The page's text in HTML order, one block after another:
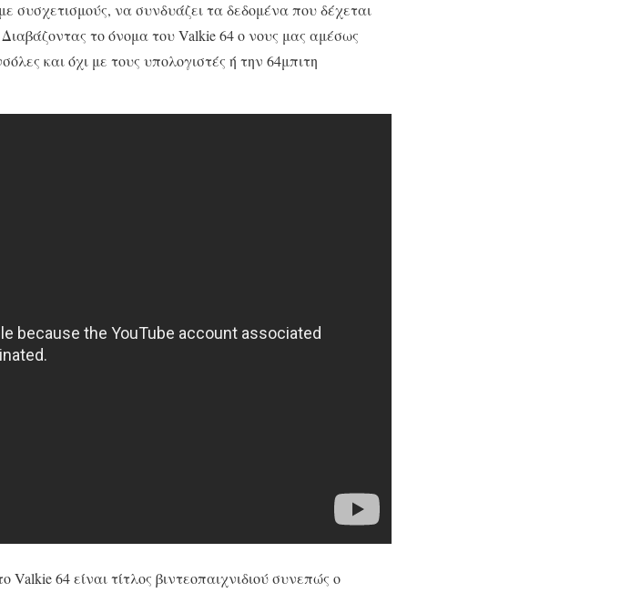
συσχετισμούς, να συνδυάζει τα δεδομένα που δέχεται
το όνομα του Valkie 64 ο νους μας αμέσως
και όχι με τους υπολογιστές ή την 64μπιτη
Valkie 64 είναι τίτλος βιντεοπαιχνιδιού συνεπώς ο